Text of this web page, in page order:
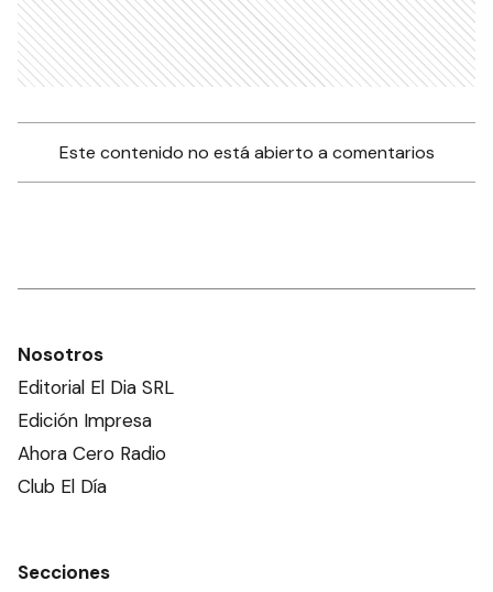
Este contenido no está abierto a comentarios
Nosotros
Editorial El Dia SRL
Edición Impresa
Ahora Cero Radio
Club El Día
Secciones